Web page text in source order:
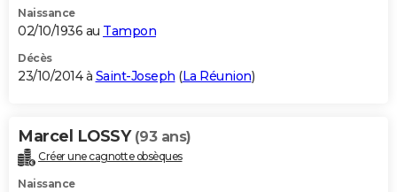
Naissance
02/10/1936 au Tampon
Décès
23/10/2014 à Saint-Joseph (La Réunion)
Marcel LOSSY (93 ans)
Créer une cagnotte obsèques
Naissance